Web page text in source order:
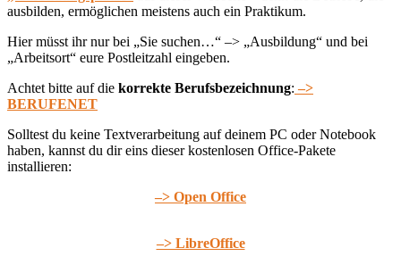
ausbilden, ermöglichen meistens auch ein Praktikum.
Hier müsst ihr nur bei „Sie suchen…“ –> „Ausbildung“ und bei
„Arbeitsort“ eure Postleitzahl eingeben.
Achtet bitte auf die korrekte Berufsbezeichnung: –>
BERUFENET
Solltest du keine Textverarbeitung auf deinem PC oder Notebook
haben, kannst du dir eins dieser kostenlosen Office-Pakete
installieren:
–> Open Office
–> LibreOffice